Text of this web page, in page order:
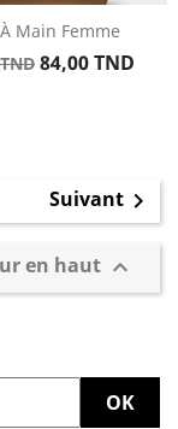
Main Femme
Prix
84,00 TND
Suivant 
en haut 